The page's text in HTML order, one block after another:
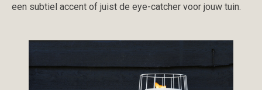
een subtiel accent of juist de eye-catcher voor jouw tuin.